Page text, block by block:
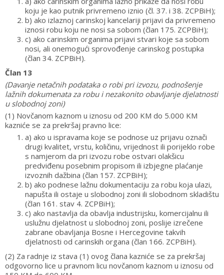
koju je kao putnik privremeno iznio (čl. 37. i 38. ZCPBiH);
b) ako izlaznoj carinskoj kancelariji prijavi da privremeno
iznosi robu koju ne nosi sa sobom (član 175. ZCPBiH);
c) ako carinskim organima prijavi stvari koje sa sobom
nosi, ali onemogući sprovođenje carinskog postupka
(član 34. ZCPBiH).
Član 13
(Davanje netačnih podataka o robi pri izvozu, podnošenje
lažnih dokumenata za robu i nezakonito obavljanje djelatnosti
u slobodnoj zoni)
(1) Novčanom kaznom u iznosu od 200 KM do 5.000 KM
kazniće se za prekršaj pravno lice:
a) ako u ispravama koje se podnose uz prijavu označi
drugi kvalitet, vrstu, količinu, vrijednost ili porijeklo robe
s namjerom da pri izvozu robe ostvari olakšicu
predviđenu posebnim propisom ili izbjegne plaćanje
izvoznih dažbina (član 157. ZCPBiH);
b) ako podnese lažnu dokumentaciju za robu koja ulazi,
napušta ili ostaje u slobodnoj zoni ili slobodnom skladištu
(član 161. stav 4. ZCPBiH);
c) ako nastavlja da obavlja industrijsku, komercijalnu ili
uslužnu djelatnost u slobodnoj zoni, poslije izrečene
zabrane obavljanja Bosne i Hercegovine takvih
djelatnosti od carinskih organa (član 166. ZCPBiH).
(2) Za radnje iz stava (1) ovog člana kazniće se za prekršaj
odgovorno lice u pravnom licu novčanom kaznom u iznosu od